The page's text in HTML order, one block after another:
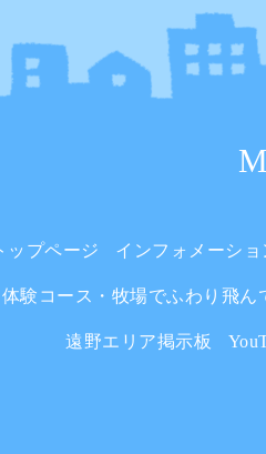
ップページ インフォメーショ
体験コース・牧場でふわり飛ん
遠野エリア掲示板